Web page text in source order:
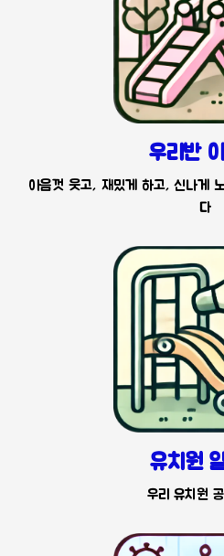
우리반
아음껏 웃고, 재밌게 하고, 신나게
다
유치원
우리 유치원